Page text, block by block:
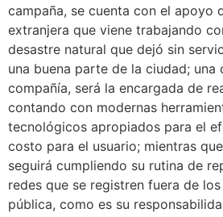
campaña, se cuenta con el apoyo
extranjera que viene trabajando
desastre natural que dejó sin
una buena parte de la ciudad; una
compañía, será la encargada de
contando con modernas
tecnológicos apropiados para el
costo para el usuario; mientras
seguirá cumpliendo su rutina de
redes que se registren fuera de
pública, como es su